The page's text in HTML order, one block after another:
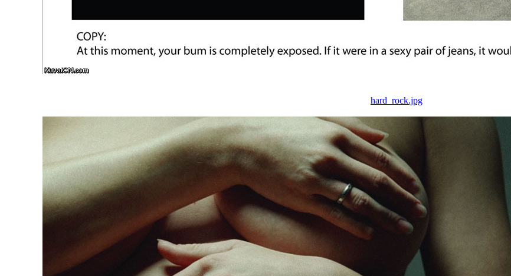
hard_rock.jpg